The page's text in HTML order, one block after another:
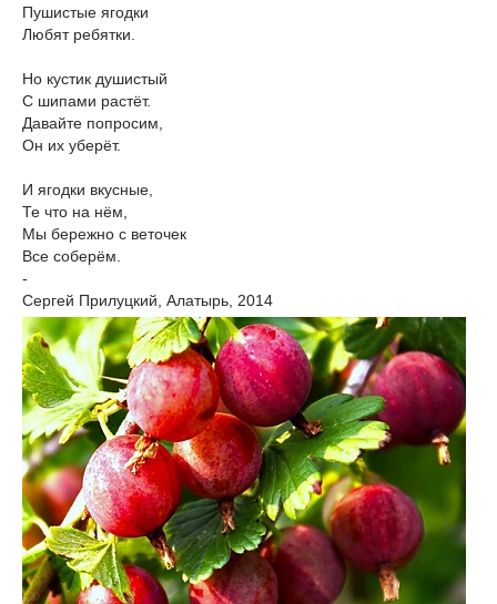
Пушистые ягодки
Любят ребятки.
Но кустик душистый
С шипами растёт.
Давайте попросим,
Он их уберёт.
И ягодки вкусные,
Те что на нём,
Мы бережно с веточек
Все соберём.
-
Сергей Прилуцкий, Алатырь, 2014